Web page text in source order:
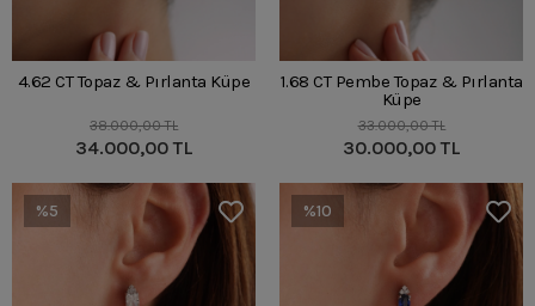
4.62 CT Topaz & Pırlanta Küpe
38.000,00 TL
34.000,00 TL
1.68 CT Pembe Topaz & Pırlanta
Küpe
33.000,00 TL
30.000,00 TL
%5 %10